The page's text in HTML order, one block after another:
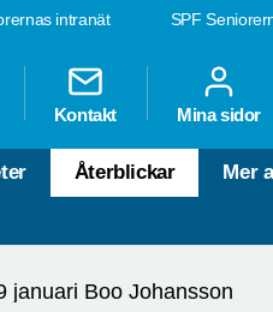
SPF
intranät
Kontakt Mina sidor
Återblickar Mer
januari Boo Johansson